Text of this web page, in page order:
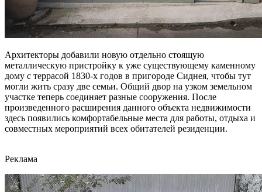
Архитекторы добавили новую отдельно стоящую
металлическую пристройку к уже существующему каменному
дому с террасой 1830-х годов в пригороде Сиднея, чтобы тут
могли жить сразу две семьи. Общий двор на узком земельном
участке теперь соединяет разные сооружения. После
произведенного расширения данного объекта недвижимости
здесь появились комфортабельные места для работы, отдыха и
совместных мероприятий всех обитателей резиденции.
Реклама